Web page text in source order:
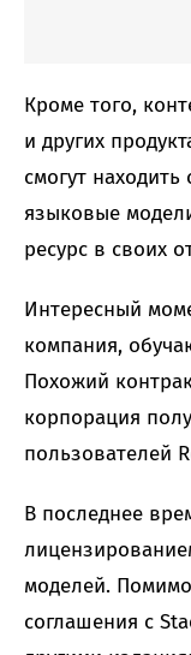
Кроме того,
и других
смогут
языковые
ресурс в своих
Интересный
компания,
Похожий
корпорация
пользователей
В последнее
моделей.
соглашения с